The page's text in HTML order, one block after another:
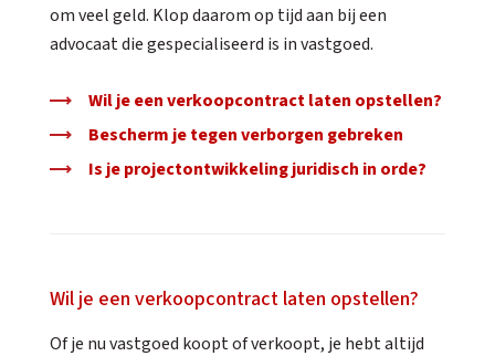
om veel geld. Klop daarom op tijd aan bij een
advocaat die gespecialiseerd is in vastgoed.
Wil je een verkoopcontract laten opstellen?
Bescherm je tegen verborgen gebreken
Is je projectontwikkeling juridisch in orde?
Wil je een verkoopcontract laten opstellen?
Of je nu vastgoed koopt of verkoopt, je hebt altijd